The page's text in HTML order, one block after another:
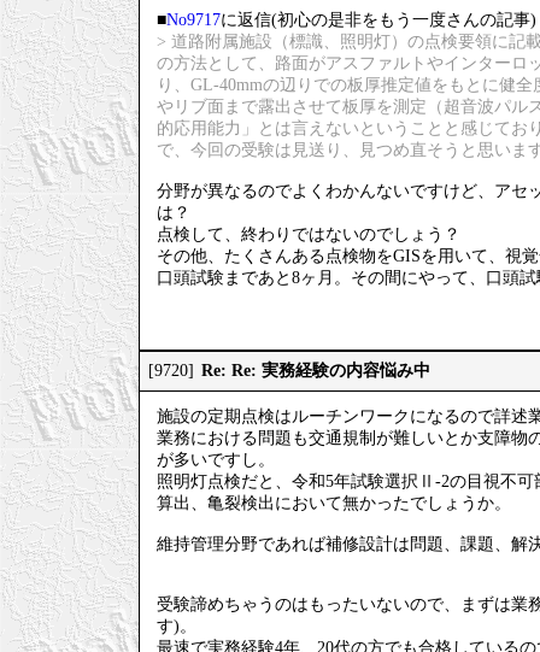
■No9717に返信(初心の是非をもう一度さんの記事)
> 道路附属施設（標識、照明灯）の点検要領に記
の方法として、路面がアスファルトやインターロ
り、GL-40mmの辺りでの板厚推定値をもとに健
やリブ面まで露出させて板厚を測定（超音波パル
的応用能力」とは言えないということと感じて
で、今回の受験は見送り、見つめ直そうと思いま
分野が異なるのでよくわかんないですけど、アセ
は？
点検して、終わりではないのでしょう？
その他、たくさんある点検物をGISを用いて、視
口頭試験まであと8ヶ月。その間にやって、口頭
[9720] Re: Re: 実務経験の内容悩み中
施設の定期点検はルーチンワークになるので詳述
業務における問題も交通規制が難しいとか支障物
が多いですし。
照明灯点検だと、令和5年試験選択Ⅱ-2の目視不
算出、亀裂検出において無かったでしょうか。
維持管理分野であれば補修設計は問題、課題、解
受験諦めちゃうのはもったいないので、まずは業
す)。
最速で実務経験4年、20代の方でも合格している